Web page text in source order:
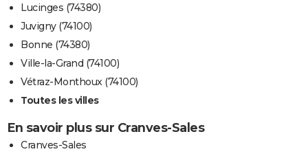
Lucinges (74380)
Juvigny (74100)
Bonne (74380)
Ville-la-Grand (74100)
Vétraz-Monthoux (74100)
Toutes les villes
En savoir plus sur Cranves-Sales
Cranves-Sales